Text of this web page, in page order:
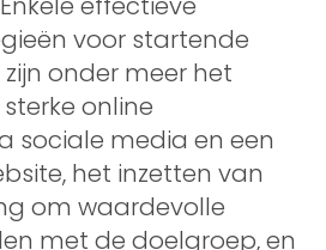
voor startende
onder meer het
online
sociale media en een
het inzetten van
om waardevolle
met de doelgroep, en